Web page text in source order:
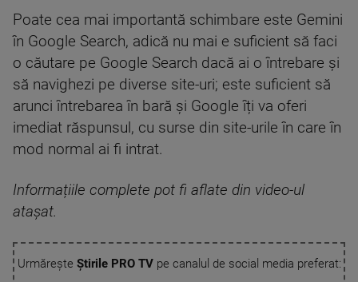
Poate cea mai importantă schimbare este Gemini
în Google Search, adică nu mai e suficient să faci
o căutare pe Google Search dacă ai o întrebare și
să navighezi pe diverse site-uri; este suficient să
arunci întrebarea în bară și Google îți va oferi
imediat răspunsul, cu surse din site-urile în care în
mod normal ai fi intrat.
Informațiile complete pot fi aflate din video-ul
atașat.
Urmărește Știrile PRO TVpe canalul de social media preferat: